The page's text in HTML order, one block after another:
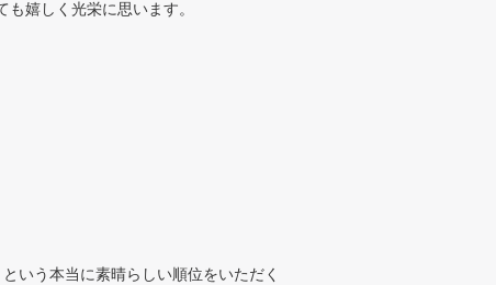
嬉しく光栄に思います。
いう本当に素晴らしい順位をいただく